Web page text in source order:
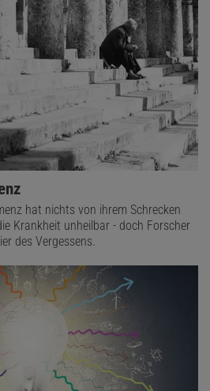
hat nichts von ihrem Schrecken
Krankheit unheilbar - doch Forscher
des Vergessens.